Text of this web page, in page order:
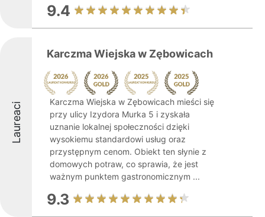
9.4
Laureaci
Karczma Wiejska w Zębowicach
Karczma Wiejska w Zębowicach mieści się
przy ulicy Izydora Murka 5 i zyskała
uznanie lokalnej społeczności dzięki
wysokiemu standardowi usług oraz
przystępnym cenom. Obiekt ten słynie z
domowych potraw, co sprawia, że jest
ważnym punktem gastronomicznym ...
9.3